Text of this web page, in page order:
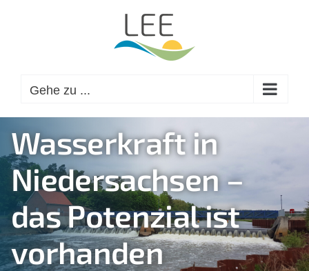
Gehe zu ...
Wasserkraft in
Niedersachsen –
das Potenzial ist
vorhanden